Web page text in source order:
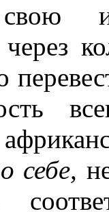
о себе,